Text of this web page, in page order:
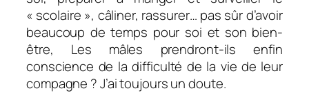
« scolaire », câliner, rassurer… pas sûr d’avoir
beaucoup de temps pour soi et son bien-
être, Les mâles prendront-ils enfin
conscience de la difficulté de la vie de leur
compagne ? J’ai toujours un doute.